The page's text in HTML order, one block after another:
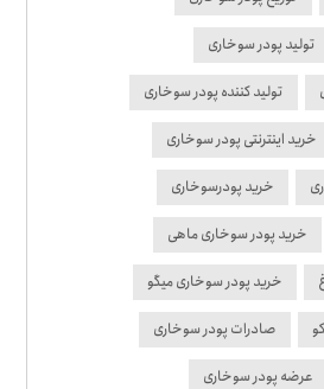
تولید پودر سوخاری
تولید کننده پودر سوخاری
خرید اینترنتی پودر سوخاری
خرید پودرسوخاری
خرید پودر سوخاری ماهی
خرید پودر سوخاری میگو
صادرات پودر سوخاری
عرضه پودر سوخاری